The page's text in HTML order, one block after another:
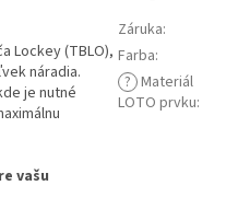
Lockey (TBLO),
náradia.
je nutné
vašu
Záruka:
Farba:
? Materiál
LOTO prvku: